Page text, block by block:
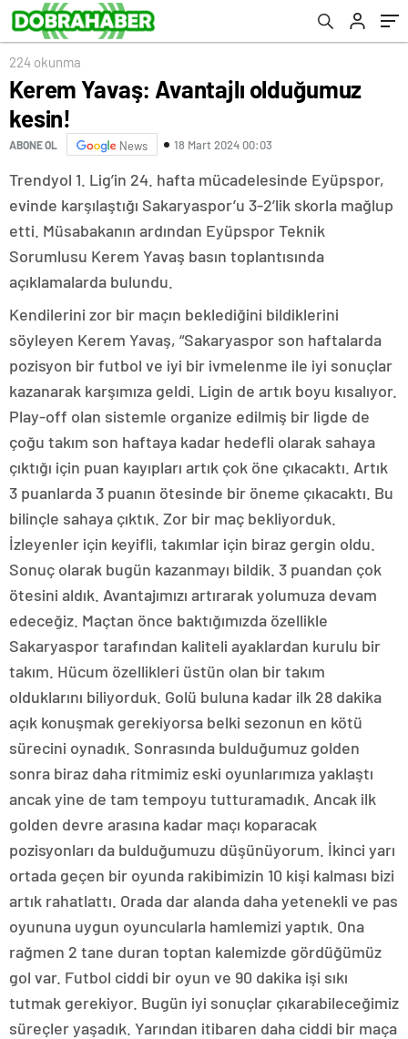
224 okunma
Kerem Yavaş: Avantajlı olduğumuz
kesin!
ABONE OL News 18 Mart 2024 00:03
Trendyol 1. Lig’in 24. hafta mücadelesinde Eyüpspor,
evinde karşılaştığı Sakaryaspor’u 3-2’lik skorla mağlup
etti. Müsabakanın ardından Eyüpspor Teknik
Sorumlusu Kerem Yavaş basın toplantısında
açıklamalarda bulundu.
Kendilerini zor bir maçın beklediğini bildiklerini
söyleyen Kerem Yavaş, “Sakaryaspor son haftalarda
pozisyon bir futbol ve iyi bir ivmelenme ile iyi sonuçlar
kazanarak karşımıza geldi. Ligin de artık boyu kısalıyor.
Play-off olan sistemle organize edilmiş bir ligde de
çoğu takım son haftaya kadar hedefli olarak sahaya
çıktığı için puan kayıpları artık çok öne çıkacaktı. Artık
3 puanlarda 3 puanın ötesinde bir öneme çıkacaktı. Bu
bilinçle sahaya çıktık. Zor bir maç bekliyorduk.
İzleyenler için keyifli, takımlar için biraz gergin oldu.
Sonuç olarak bugün kazanmayı bildik. 3 puandan çok
ötesini aldık. Avantajımızı artırarak yolumuza devam
edeceğiz. Maçtan önce baktığımızda özellikle
Sakaryaspor tarafından kaliteli ayaklardan kurulu bir
takım. Hücum özellikleri üstün olan bir takım
olduklarını biliyorduk. Golü buluna kadar ilk 28 dakika
açık konuşmak gerekiyorsa belki sezonun en kötü
sürecini oynadık. Sonrasında bulduğumuz golden
sonra biraz daha ritmimiz eski oyunlarımıza yaklaştı
ancak yine de tam tempoyu tutturamadık. Ancak ilk
golden devre arasına kadar maçı koparacak
pozisyonları da bulduğumuzu düşünüyorum. İkinci yarı
ortada geçen bir oyunda rakibimizin 10 kişi kalması bizi
artık rahatlattı. Orada dar alanda daha yetenekli ve pas
oyununa uygun oyuncularla hamlemizi yaptık. Ona
rağmen 2 tane duran toptan kalemizde gördüğümüz
gol var. Futbol ciddi bir oyun ve 90 dakika işi sıkı
tutmak gerekiyor. Bugün iyi sonuçlar çıkarabileceğimiz
süreçler yaşadık. Yarından itibaren daha ciddi bir maça